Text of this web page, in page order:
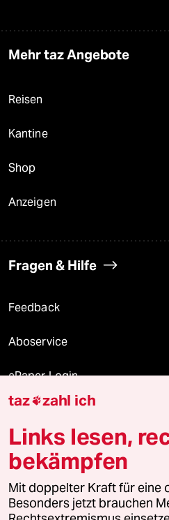
Mehr taz Angebote
Reisen
Kantine
Shop
Anzeigen
Fragen & Hilfe
Feedback
Aboservice
ePaper Login
Downloads für Abonnierende
© 2026 taz Verlags und
Alle Rechte vorbehalten. Bei
wenden Sie sich bitte an
lizenzen@taz.de
taz zahl ich
Links lesen,
bekämpfen
Mit doppelter Kraft für eine
Besonders jetzt brauchen